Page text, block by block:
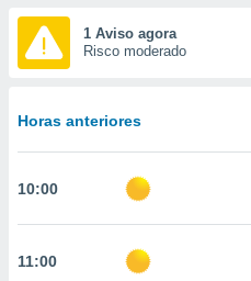
forma
digital
recolhidas
permite-
de alta
1 Aviso agora
Risco moderado
Horas anteriores
10:00
11:00